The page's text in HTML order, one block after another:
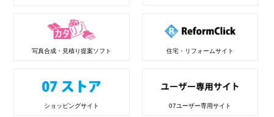
写真合成・見積り提案ソフト 住宅・リフォームサイト
ショッピングサイト 07ユーザー専用サイト